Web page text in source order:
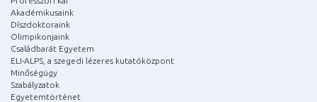
Akadémikusaink
Díszdoktoraink
Olimpikonjaink
Családbarát Egyetem
ELI-ALPS, a szegedi lézeres kutatóközpont
Minőségügy
Szabályzatok
Egyetemtörténet